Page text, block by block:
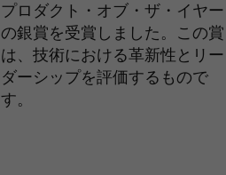
プロダクト・オブ・ザ・イヤー
の銀賞を受賞しました。この賞
は、技術における革新性とリー
ダーシップを評価するもので
す。